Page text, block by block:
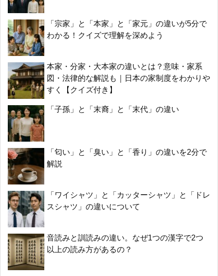
「宗家」と「本家」と「家元」の違いが5分で
わかる！クイズで理解を深めよう
本家・分家・大本家の違いとは？意味・家系
図・法律的な解説も｜日本の家制度をわかりや
すく【クイズ付き】
「子孫」と「末裔」と「末代」の違い
「匂い」と「臭い」と「香り」の違いを2分で
解説
「ワイシャツ」と「カッターシャツ」と「ドレ
スシャツ」の違いについて
音読みと訓読みの違い。なぜ1つの漢字で2つ
以上の読み方があるの？